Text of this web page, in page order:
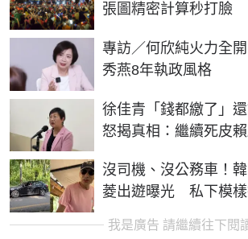
張圖精密計算秒打臉
專訪／何欣純火力全
秀燕8年執政風格
徐佳青「錢都繳了」
怒揭真相：繼續死皮
沒司機、沒公務車！
菱出遊曝光 私下模
我是廣告 請繼續往下閱